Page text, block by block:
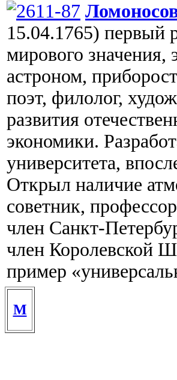
15.04.1765) первый
мирового
астроном,
поэт, филолог,
развития
экономики.
университета,
Открыл наличие
советник,
член Санкт-
член Королевской
пример
М